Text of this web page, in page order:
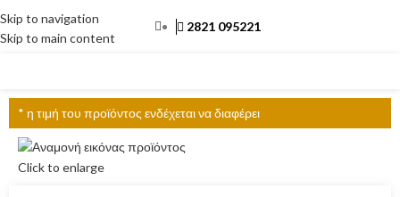
Skip to navigation
Skip to main content
2821 095221
* η τιμή του προϊόντος ενδέχεται να διαφέρει
Click to enlarge